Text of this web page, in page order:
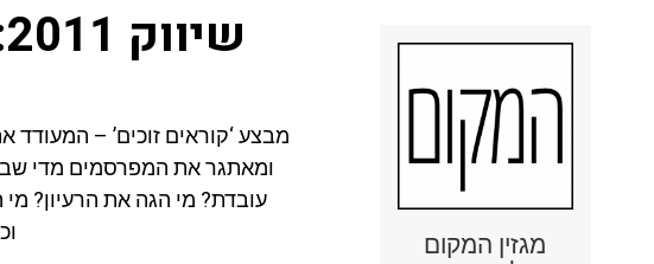
מגזין המקום
מבצע ‘קוראים זוכים’ –
ומאתגר את המפרסמים מדי
עובדת? מי הגה את הרעיון?